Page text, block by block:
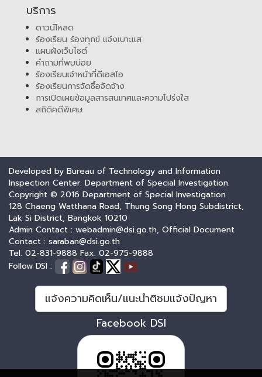
บริการ
ดาวน์โหลด
ร้องเรียน ร้องทุกข์ แจ้งเบาะแส
แผนผังเว็บไซต์
คำถามที่พบบ่อย
ร้องเรียนเจ้าหน้าที่ดีเอสไอ
ร้องเรียนการจัดซื้อจัดจ้าง
การเปิดเผยข้อมูลสารสนเทศและความโปร่งใส
สถิติคดีพิเศษ
Developed by Bureau of Technology and Information
Inspection Center. Department of Special Investigation.
Copyright © 2016 Department of Special Investigation
128 Chaeng Watthana Road, Thung Song Hong Subdistrict,
Lak Si District, Bangkok 10210
Admin Contact : webadmin@dsi.go.th, Official Document
Contact : saraban@dsi.go.th
Tel. 02-831-9888 Fax. 02-975-9888
Follow DSI :
แจ้งความคิดเห็น/แนะนำติชมแจ้งปัญหา
Facebook DSI